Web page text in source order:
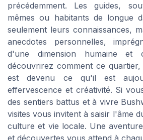
précédemment. Les guides,
mêmes ou habitants de longue
seulement leurs connaissances,
anecdotes personnelles,
d'une dimension humaine et
découvrirez comment ce
est devenu ce qu'il est
effervescence et créativité. Si
des sentiers battus et à vivre
visites vous invitent à saisir l'âme
culture et vie locale. Une